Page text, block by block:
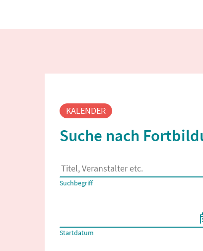
KALENDER
Suche nach
Es erscheinen Suchvorschläge, wenn
Suchbegriff
Startdatum